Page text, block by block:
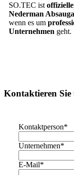
SO.TEC ist
Nederman
wenn es um
Unternehmen geht.
Kontaktieren
Kontaktperson*
Unternehmen*
E-Mail*